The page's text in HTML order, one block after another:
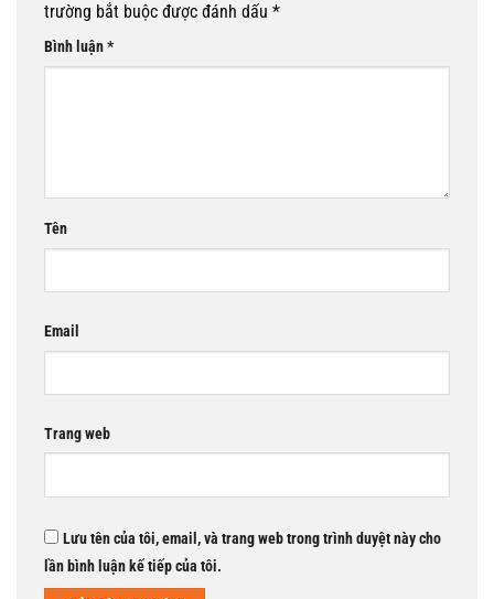
trường bắt buộc được đánh dấu *
Bình luận*
Tên
Email
Trang web
Lưu tên của tôi, email, và trang web trong trình duyệt này cho
lần bình luận kế tiếp của tôi.